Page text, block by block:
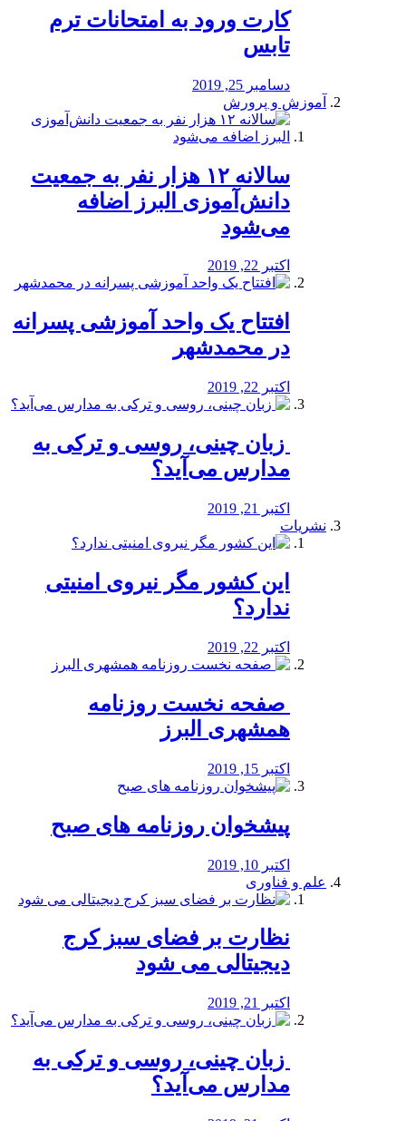
کارت ورود به امتحانات ترم
تابس
دسامبر 25, 2019
آموزش و پرورش
️سالانه ۱۲ هزار نفر به جمعیت
دانش‌آموزی البرز اضافه
می‌شود
اکتبر 22, 2019
افتتاح یک واحد آموزشی پسرانه
در محمدشهر
اکتبر 22, 2019
️ زبان چینی، روسی و ترکی به
مدارس می‌آید؟
اکتبر 21, 2019
نشریات
این کشور مگر نیروی امنیتی
ندارد؟
اکتبر 22, 2019
️ صفحه نخست روزنامه‌
همشهری البرز
اکتبر 15, 2019
پیشخوان روزنامه های صبح
اکتبر 10, 2019
علم و فناوری
نظارت بر فضای سبز کرج
دیجیتالی می شود
اکتبر 21, 2019
️ زبان چینی، روسی و ترکی به
مدارس می‌آید؟